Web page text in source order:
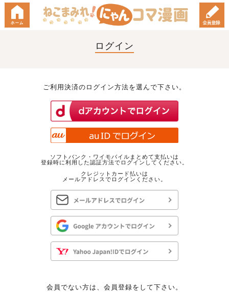
ログイン
ご利用決済のログイン方法を選んで下さい。
ソフトバンク・ワイモバイルまとめて支払いは
登録時に利用した認証方法でログインしてください。
クレジットカード払いは
メールアドレスでログインください。
会員でない方は、会員登録をして下さい。